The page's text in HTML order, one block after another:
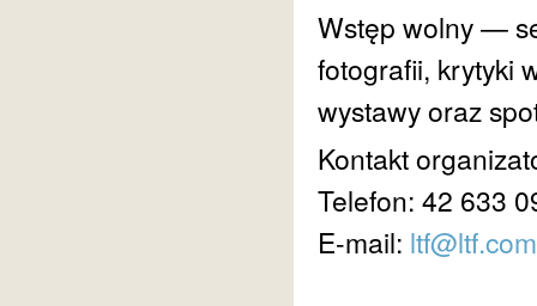
Wstęp wolny —
fotografii, krytyki
wystawy oraz
Kontakt
Telefon: 42 633
E-mail: